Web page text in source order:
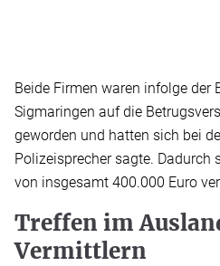
Beide Firmen waren infolge der
Sigmaringen auf die
geworden und hatten sich bei
Polizeisprecher sagte. Dadurch
von insgesamt 400.000 Euro
Treffen im
Vermittlern